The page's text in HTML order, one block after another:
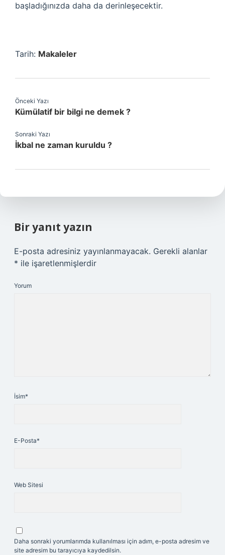
başladığınızda daha da derinleşecektir.
Tarih: Makaleler
Önceki Yazı
Kümülatif bir bilgi ne demek ?
Sonraki Yazı
İkbal ne zaman kuruldu ?
Bir yanıt yazın
E-posta adresiniz yayınlanmayacak. Gerekli alanlar
* ile işaretlenmişlerdir
Yorum
İsim*
E-Posta*
Web Sitesi
Daha sonraki yorumlarımda kullanılması için adım, e-posta adresim ve
site adresim bu tarayıcıya kaydedilsin.